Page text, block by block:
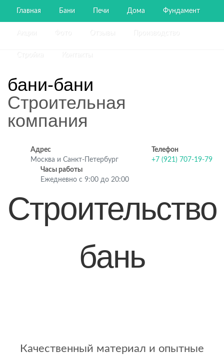
Главная Бани Печи Дома Фундамент
бани-бани
Строительная
компания
Адрес
Москва и Санкт-Петербург
Телефон
+7 (921) 707-19-79
Часы работы
Ежедневно с 9:00 до 20:00
Строительство
бань
Качественный материал и опытные